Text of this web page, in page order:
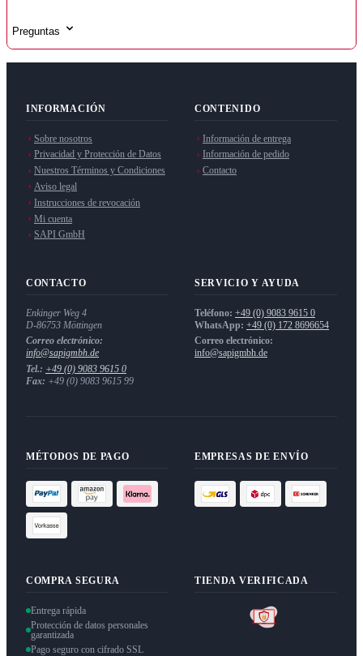
Preguntas
INFORMACIÓN
Sobre nosotros
Privacidad y Protección de Datos
Nuestros Términos y Condiciones
Aviso legal
Instrucciones de revocación
Mi cuenta
SAPI GmbH
CONTENIDO
Información de entrega
Información de pedido
Contacto
CONTACTO
Enkinger Weg 4
D-86753 Möttingen
Correo electrónico:
info@sapigmbh.de
Tel.: +49 (0) 9083 9615 0
Fax: +49 (0) 9083 9615 99
SERVICIO Y AYUDA
Teléfono: +49 (0) 9083 9615 0
WhatsApp: +49 (0) 172 8696654
Correo electrónico:
info@sapigmbh.de
MÉTODOS DE PAGO EMPRESAS DE ENVÍO
COMPRA SEGURA
Entrega rápida
Protección de datos personales
garantizada
Pago seguro con cifrado SSL
TIENDA VERIFICADA